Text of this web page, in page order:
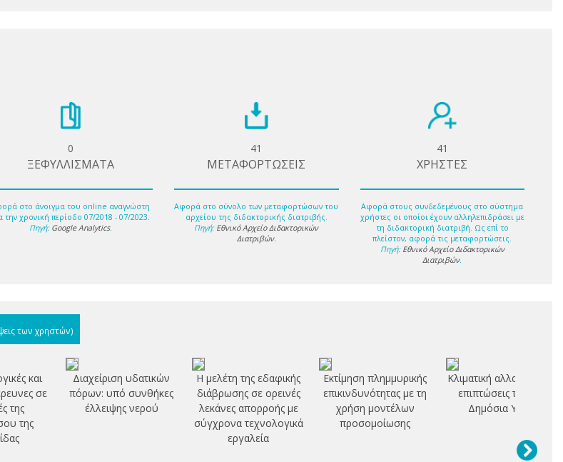
0
ΞΕΦΥΛΛΙΣΜΑΤΑ
στο άνοιγμα του online αναγνώστη
την χρονική περίοδο 07/2018 - 07/2023.
Πηγή: Google Analytics.
41
ΜΕΤΑΦΟΡΤΩΣΕΙΣ
Αφορά στο σύνολο των μεταφορτώσων του
αρχείου της διδακτορικής διατριβής.
Πηγή: Εθνικό Αρχείο Διδακτορικών
Διατριβών.
41
ΧΡΗΣΤΕΣ
Αφορά στους συνδεδεμένους στο σύστημα
χρήστες οι οποίοι έχουν αλληλεπιδράσει με
τη διδακτορική διατριβή. Ως επί το
πλείστον, αφορά τις μεταφορτώσεις.
Πηγή: Εθνικό Αρχείο Διδακτορικών
Διατριβών.
των χρηστών)
και
σε
της
της
Διαχείριση υδατικών
πόρων: υπό συνθήκες
έλλειψης νερού
Η μελέτη της εδαφικής
διάβρωσης σε ορεινές
λεκάνες απορροής με
σύγχρονα τεχνολογικά
εργαλεία
Εκτίμηση πλημμυρικής
επικινδυνότητας με τη
χρήση μοντέλων
προσομοίωσης
Κλιματική αλλαγή και οι
επιπτώσεις της στη
Δημόσια Υγεία